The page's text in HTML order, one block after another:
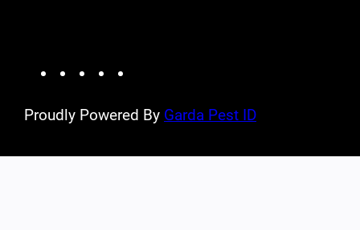
Facebook
TwitterYouTube
Proudly Powered By Garda Pest ID